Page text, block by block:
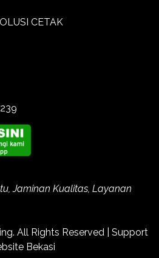
Jaminan Kualitas, Layanan
. All Rights Reserved | Support
Bekasi